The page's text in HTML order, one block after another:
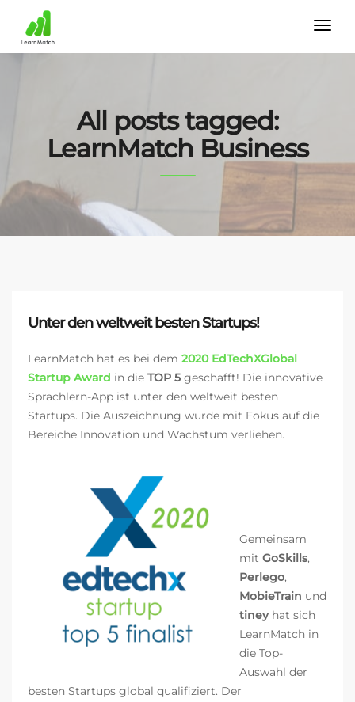
All posts tagged:
LearnMatch Business
Unter den weltweit besten Startups!
LearnMatch hat es bei dem 2020 EdTechXGlobal
Startup Award in die TOP 5 geschafft! Die innovative
Sprachlern-App ist unter den weltweit besten
Startups. Die Auszeichnung wurde mit Fokus auf die
Bereiche Innovation und Wachstum verliehen.
Gemeinsam
mit GoSkills,
Perlego,
MobieTrain und
tiney hat sich
LearnMatch in
die Top-
Auswahl der
besten Startups global qualifiziert. Der